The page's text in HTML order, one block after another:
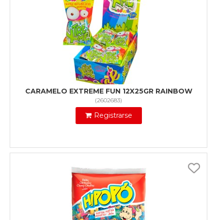
CARAMELO EXTREME FUN 12X25GR RAINBOW
(2602683)
Registrarse